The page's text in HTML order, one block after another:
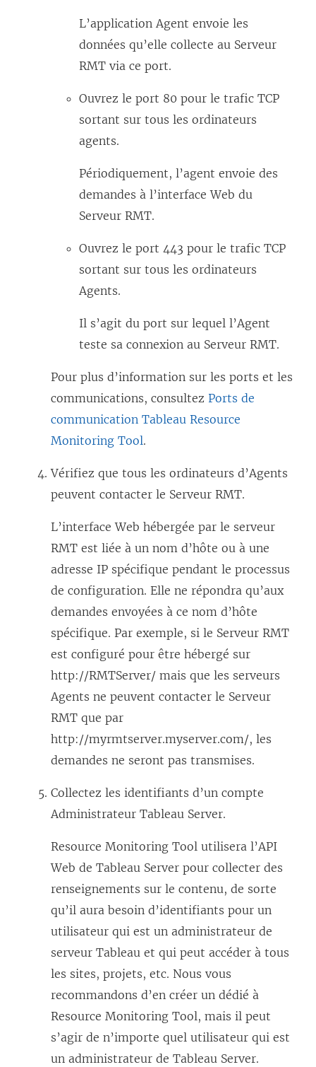
L’application Agent envoie les
données qu’elle collecte au Serveur
RMT via ce port.
Ouvrez le port 80 pour le trafic TCP
sortant sur tous les ordinateurs
agents.
Périodiquement, l’agent envoie des
demandes à l’interface Web du
Serveur RMT.
Ouvrez le port 443 pour le trafic TCP
sortant sur tous les ordinateurs
Agents.
Il s’agit du port sur lequel l’Agent
teste sa connexion au Serveur RMT.
Pour plus d’information sur les ports et les
communications, consultez Ports de
communication Tableau Resource
Monitoring Tool.
Vérifiez que tous les ordinateurs d’Agents
peuvent contacter le Serveur RMT.
L’interface Web hébergée par le serveur
RMT est liée à un nom d’hôte ou à une
adresse IP spécifique pendant le processus
de configuration. Elle ne répondra qu’aux
demandes envoyées à ce nom d’hôte
spécifique. Par exemple, si le Serveur RMT
est configuré pour être hébergé sur
http://RMTServer/ mais que les serveurs
Agents ne peuvent contacter le Serveur
RMT que par
http://myrmtserver.myserver.com/, les
demandes ne seront pas transmises.
Collectez les identifiants d’un compte
Administrateur Tableau Server.
Resource Monitoring Tool utilisera l’API
Web de Tableau Server pour collecter des
renseignements sur le contenu, de sorte
qu’il aura besoin d’identifiants pour un
utilisateur qui est un administrateur de
serveur Tableau et qui peut accéder à tous
les sites, projets, etc. Nous vous
recommandons d’en créer un dédié à
Resource Monitoring Tool, mais il peut
s’agir de n’importe quel utilisateur qui est
un administrateur de Tableau Server.